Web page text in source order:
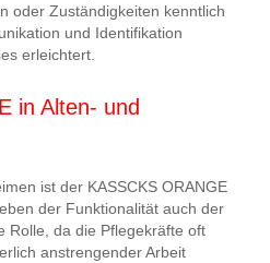
oder Zuständigkeiten kenntlich
und Identifikation
erleichtert.
in Alten- und
ist der KASSCKS ORANGE
der Funktionalität auch der
Rolle, da die Pflegekräfte oft
anstrengender Arbeit